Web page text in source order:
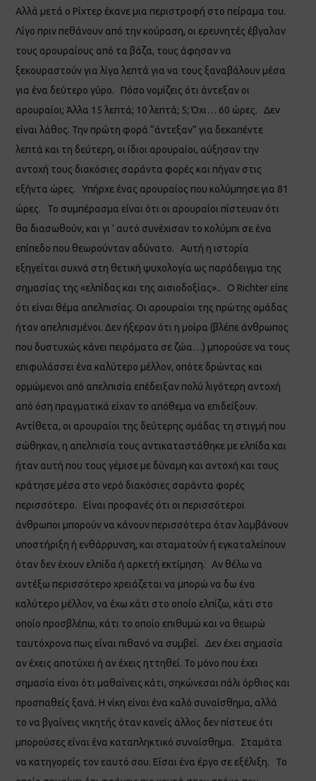
Αλλά μετά ο Ρίχτερ έκανε μια περιστροφή στο πείραμα του.
Λίγο πριν πεθάνουν από την κούραση, οι ερευνητές έβγαλαν
τους αρουραίους από τα βάζα, τους άφησαν να
ξεκουραστούν για λίγα λεπτά για να τους ξαναβάλουν μέσα
για ένα δεύτερο γύρο. Πόσο νομίζεις ότι άντεξαν οι
αρουραίοι; Άλλα 15 λεπτά; 10 λεπτά; 5; Όχι… 60 ώρες. Δεν
είναι λάθος. Την πρώτη φορά “άντεξαν” για δεκαπέντε
λεπτά και τη δεύτερη, οι ίδιοι αρουραίοι, αύξησαν την
αντοχή τους διακόσιες σαράντα φορές και πήγαν στις
εξήντα ώρες. Υπήρχε ένας αρουραίος που κολύμπησε για 81
ώρες. Το συμπέρασμα είναι ότι οι αρουραίοι πίστευαν ότι
θα διασωθούν, και γι ‘ αυτό συνέχισαν το κολύμπι σε ένα
επίπεδο που θεωρούνταν αδύνατο. Αυτή η ιστορία
εξηγείται συχνά στη θετική ψυχολογία ως παράδειγμα της
σημασίας της «ελπίδας και της αισιοδοξίας».. Ο Richter είπε
ότι είναι θέμα απελπισίας. Οι αρουραίοι της πρώτης ομάδας
ήταν απελπισμένοι. Δεν ήξεραν ότι η μοίρα (βλέπε άνθρωπος
που δυστυχώς κάνει πειράματα σε ζώα…) μπορούσε να τους
επιφυλάσσει ένα καλύτερο μέλλον, οπότε δρώντας και
ορμώμενοι από απελπισία επέδειξαν πολύ λιγότερη αντοχή
από όση πραγματικά είχαν το απόθεμα να επιδείξουν.
Αντίθετα, οι αρουραίοι της δεύτερης ομάδας τη στιγμή που
σώθηκαν, η απελπισία τους αντικαταστάθηκε με ελπίδα και
ήταν αυτή που τους γέμισε με δύναμη και αντοχή και τους
κράτησε μέσα στο νερό διακόσιες σαράντα φορές
περισσότερο. Είναι προφανές ότι οι περισσότεροι
άνθρωποι μπορούν να κάνουν περισσότερα όταν λαμβάνουν
υποστήριξη ή ενθάρρυνση, και σταματούν ή εγκαταλείπουν
όταν δεν έχουν ελπίδα ή αρκετή εκτίμηση. Αν θέλω να
αντέξω περισσότερο χρειάζεται να μπορώ να δω ένα
καλύτερο μέλλον, να έχω κάτι στο οποίο ελπίζω, κάτι στο
οποίο προσβλέπω, κάτι το οποίο επιθυμώ και να θεωρώ
ταυτόχρονα πως είναι πιθανό να συμβεί. Δεν έχει σημασία
αν έχεις αποτύχει ή αν έχεις ηττηθεί. Το μόνο που έχει
σημασία είναι ότι μαθαίνεις κάτι, σηκώνεσαι πάλι όρθιος και
προσπαθείς ξανά. Η νίκη είναι ένα καλό συναίσθημα, αλλά
το να βγαίνεις νικητής όταν κανείς άλλος δεν πίστευε ότι
μπορούσες είναι ένα καταπληκτικό συναίσθημα. Σταμάτα
να κατηγορείς τον εαυτό σου. Είσαι ένα έργο σε εξέλιξη. Το